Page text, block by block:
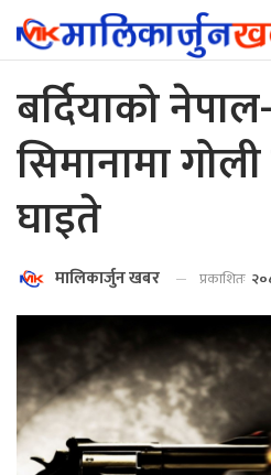
बर्दियाको
सिमानामा
घाइते
मालिकार्जुन खबर प्रकाशितः